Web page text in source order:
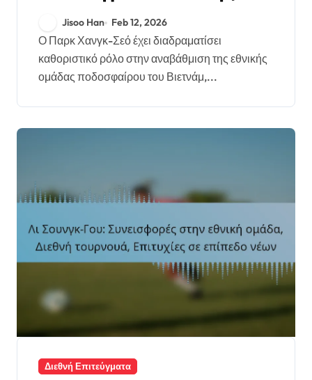
ομάδας, Διεθνή
τουρνουά, Κληρονομιά
προπονητή
Jisoo Han Feb 12, 2026
Ο Παρκ Χανγκ-Σεό έχει διαδραματίσει
καθοριστικό ρόλο στην αναβάθμιση της εθνικής
ομάδας ποδοσφαίρου του Βιετνάμ,...
Διεθνή Επιτεύγματα